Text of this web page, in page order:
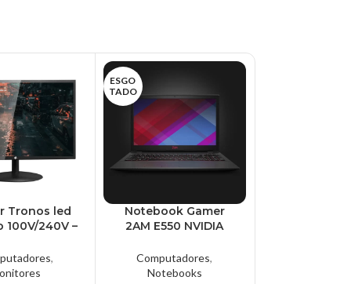
Tronos led
100V/240V –
,
ESGO
TADO
Notebook Gamer
2AM E550 NVIDIA
3GB Core i5-9400
8GB | SSD NVMe
Computadores,
Notebooks